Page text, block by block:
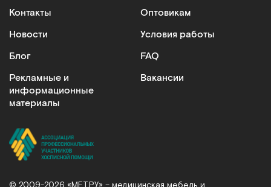
Контакты
Новости
Блог
Рекламные и
информационные
материалы
Оптовикам
Условия работы
FAQ
Вакансии
© 2009-2026 «МЕТ.РУ» – медицинская мебель и